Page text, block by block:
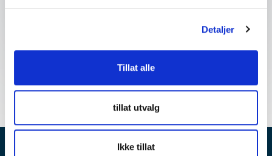
Detaljer
Tillat alle
tillat utvalg
Ikke tillat